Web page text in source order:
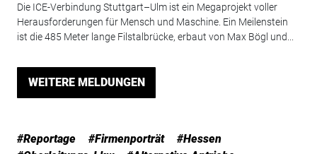
Die ICE-Verbindung Stuttgart–Ulm ist ein Megaprojekt voller
Herausforderungen für Mensch und Maschine. Ein Meilenstein
ist die 485 Meter lange Filstalbrücke, erbaut von Max Bögl und...
WEITERE MELDUNGEN
#Reportage #Firmenporträt
#Hessen